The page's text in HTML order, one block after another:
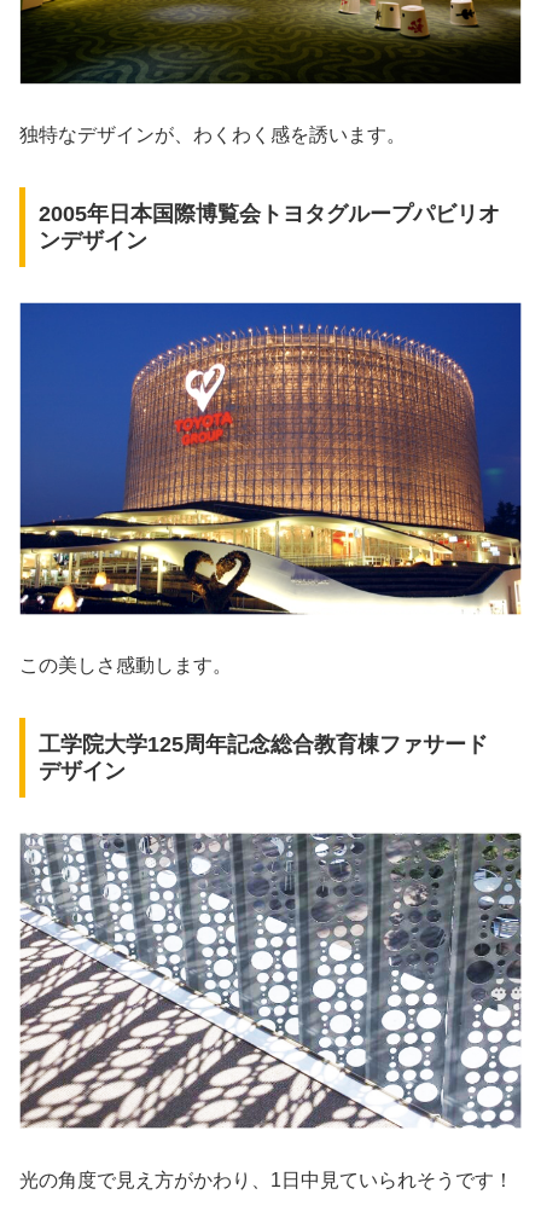
独特なデザインが、わくわく感を誘います。
2005年日本国際博覧会トヨタグループパビリオ
ンデザイン
この美しさ感動します。
工学院大学125周年記念総合教育棟ファサード
デザイン
光の角度で見え方がかわり、1日中見ていられそうです！